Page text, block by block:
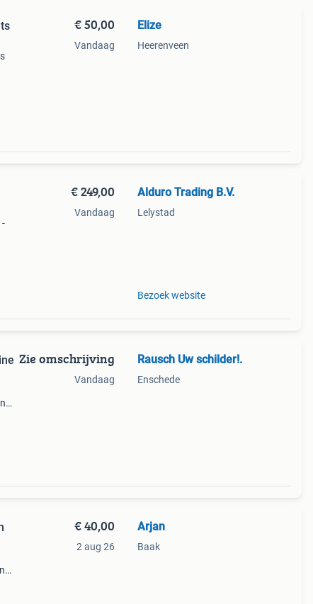
€ 50,00
Vandaag
Elize
Heerenveen
-
€ 249,00
Vandaag
Alduro Trading B.V.
Lelystad
Bezoek website
Zie omschrijving
Vandaag
Rausch Uw schilder!.
Enschede
€ 40,00
2 aug 26
Arjan
Baak